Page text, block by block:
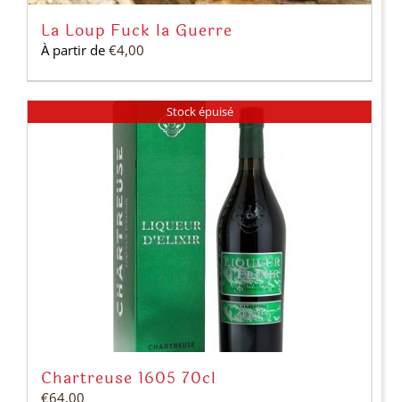
La Loup Fuck la Guerre
À partir de €4,00
Stock épuisé
Chartreuse 1605 70cl
€64,00